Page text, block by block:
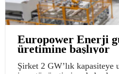
Europower Enerji
üretimine başlıyor
Şirket 2 GW’lık